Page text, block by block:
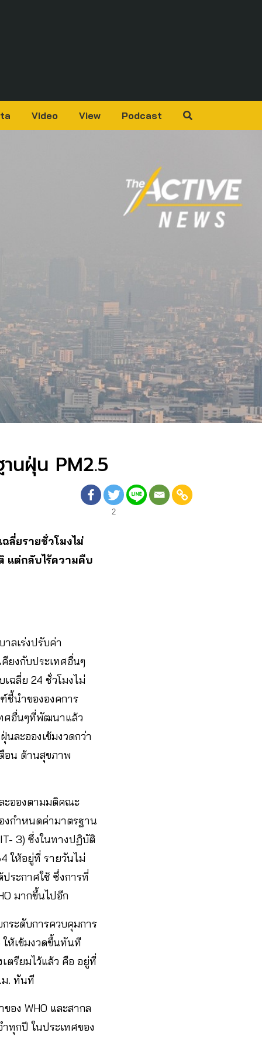
Video View Podcast
นฝุ่น PM2.5
2
ลี่ยรายชั่วโมงไม่
แต่กลับไร้ความคืบ
ลเร่งปรับค่า
ยงกับประเทศอื่นๆ
ฉลี่ย 24 ชั่วโมงไม่
ชี้นําขององคการ
ทศอื่นๆที่พัฒนาแล้ว
ละอองเข้มงวดกว่า
อน ด้านสุขภาพ
ะอองตามมติคณะ
งกําหนดค่ามาตรฐาน
3) ซึ่งในทางปฏิบัติ
ให้อยู่ที่ รายวันไม่
ระกาศใช้ ซึ่งการที่
มากขึ้นไปอีก
ระดับการควบคุมการ
ห้เข้มงวดขึ้นทันที
ตรียมไว้แล้ว คือ อยู่ที่
ม. ทันที
ง WHO และสากล
ทุกปี ในประเทศของ